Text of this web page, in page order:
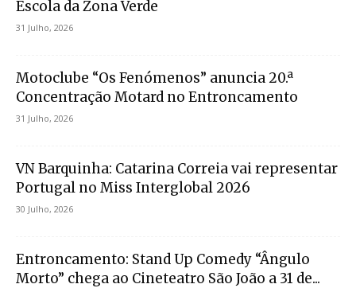
Escola da Zona Verde
31 Julho, 2026
Motoclube “Os Fenómenos” anuncia 20.ª
Concentração Motard no Entroncamento
31 Julho, 2026
VN Barquinha: Catarina Correia vai representar
Portugal no Miss Interglobal 2026
30 Julho, 2026
Entroncamento: Stand Up Comedy “Ângulo
Morto” chega ao Cineteatro São João a 31 de...